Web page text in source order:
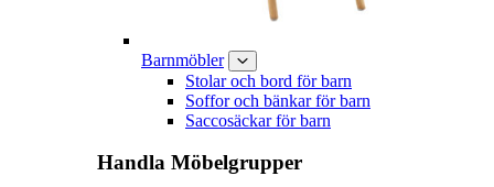
Barnmöbler
Stolar och bord för barn
Soffor och bänkar för barn
Saccosäckar för barn
Handla Möbelgrupper